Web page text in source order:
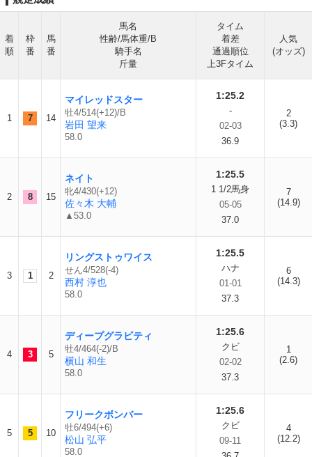
着
順
枠
番
馬
番
馬名
性齢/馬体重/B
騎手名
斤量
タイム
着差
通過順位
上3Fタイム
人気
(オッズ)
1 7 14
マイレッドスター
牡4/514(+12)/B
岩田 望来
58.0
1:25.2
-
02-03
36.9
2
(3.3)
2 8 15
ネイト
牝4/430(+12)
佐々木 大輔
▲53.0
1:25.5
1 1/2馬身
05-05
37.0
7
(14.9)
3 1 2
リングストゥワイス
せん4/528(-4)
西村 淳也
58.0
1:25.5
ハナ
01-01
37.3
6
(14.3)
4 3 5
ディープグラビティ
牡4/464(-2)/B
横山 和生
58.0
1:25.6
クビ
02-02
37.3
1
(2.6)
5 5 10
フリークボンバー
牡6/494(+6)
松山 弘平
58.0
1:25.6
クビ
09-11
4
(12.2)